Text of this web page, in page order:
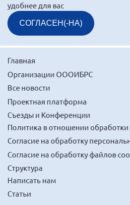
Пензенская область
Республика Башкортостан
Республика Калмыкия
Республика Хакасия
Ростовская область
г. Санкт-Петербург
г. Севастополь
Самарская область СОРС
Самарская область ПРИЗМА
Самарская область СГОРС
Свердловская область
удобнее для вас
СОГЛАСЕН(-НА)
Главная
Организации ОООИБРС
Все новости
Проектная платформа
Съезды и Конференции
Политика в отношении
Согласие на обработку
Согласие на обработку файлов
Структура
Написать нам
Статьи